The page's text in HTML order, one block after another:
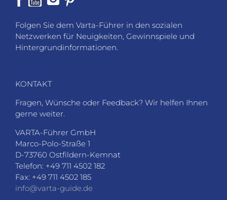
Folgen Sie dem Varta-Führer in den sozialen
Netzwerken für Neuigkeiten, Gewinnspiele und
Hintergrundinformationen.
KONTAKT
Fragen, Wünsche oder Feedback? Wir helfen Ihnen
gerne weiter.
VARTA-Führer GmbH
Marco-Polo-Straße 1
D-73760 Ostfildern-Kemnat
Telefon: +49 711 4502 182
Fax: +49 711 4502 185
info@varta-guide.de